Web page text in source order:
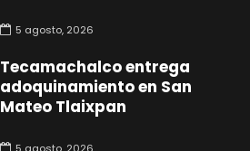
5 agosto, 2026
Tecamachalco entrega
adoquinamiento en San
Mateo Tlaixpan
5 agosto, 2026